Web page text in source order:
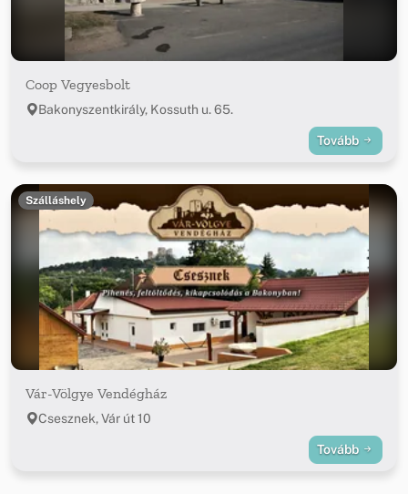
Coop Vegyesbolt
Bakonyszentkirály, Kossuth u. 65.
Tovább
Szálláshely
Vár-Völgye Vendégház
Csesznek, Vár út 10
Tovább